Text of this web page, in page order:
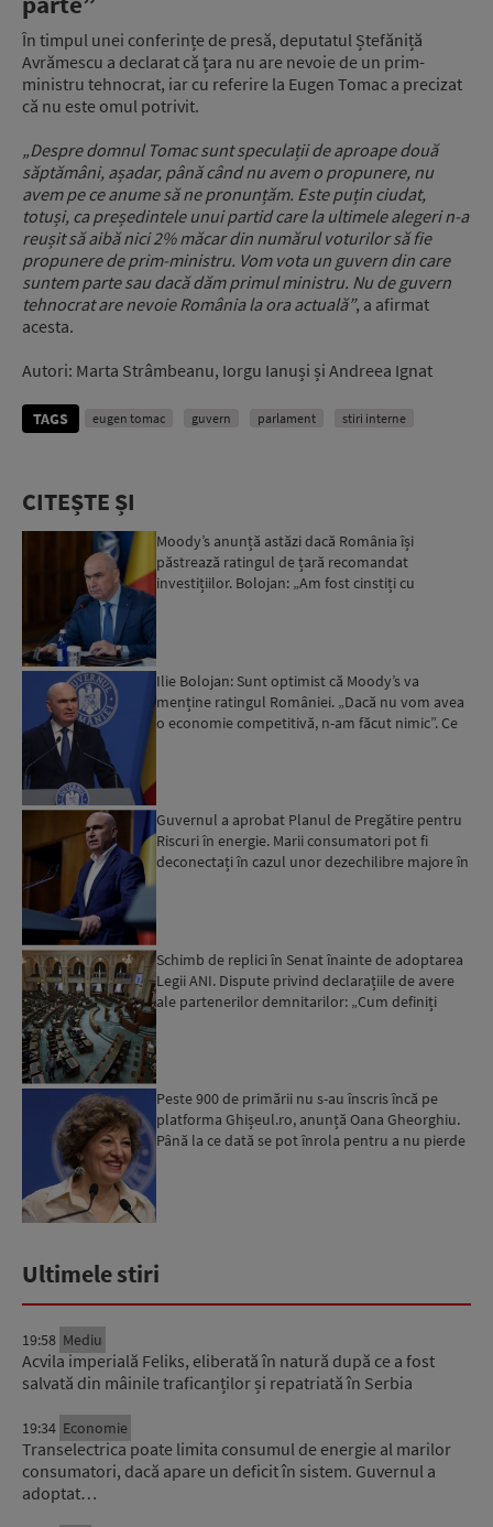
În timpul unei conferințe de presă, deputatul Ștefăniță
Avrămescu a declarat că țara nu are nevoie de un prim-
ministru tehnocrat, iar cu referire la Eugen Tomac a precizat
că nu este omul potrivit.
„Despre domnul Tomac sunt speculații de aproape două
săptămâni, așadar, până când nu avem o propunere, nu
avem pe ce anume să ne pronunțăm. Este puțin ciudat,
totuși, ca președintele unui partid care la ultimele alegeri n-a
reușit să aibă nici 2% măcar din numărul voturilor să fie
propunere de prim-ministru. Vom vota un guvern din care
suntem parte sau dacă dăm primul ministru. Nu de guvern
tehnocrat are nevoie România la ora actuală”, a afirmat
acesta.
Autori: Marta Strâmbeanu, Iorgu Ianuși și Andreea Ignat
TAGS eugen tomac guvern parlament stiri interne
CITEȘTE ȘI
Moody’s anunță astăzi dacă România își
păstrează ratingul de țară recomandat
investițiilor. Bolojan: „Am fost cinstiți cu
Ilie Bolojan: Sunt optimist că Moody’s va
menține ratingul României. „Dacă nu vom avea
o economie competitivă, n-am făcut nimic”. Ce
Guvernul a aprobat Planul de Pregătire pentru
Riscuri în energie. Marii consumatori pot fi
deconectați în cazul unor dezechilibre majore în
Schimb de replici în Senat înainte de adoptarea
Legii ANI. Dispute privind declarațiile de avere
ale partenerilor demnitarilor: „Cum definiți
Peste 900 de primării nu s-au înscris încă pe
platforma Ghișeul.ro, anunță Oana Gheorghiu.
Până la ce dată se pot înrola pentru a nu pierde
Ultimele stiri
19:58 Mediu
Acvila imperială Feliks, eliberată în natură după ce a fost
salvată din mâinile traficanților și repatriată în Serbia
19:34 Economie
Transelectrica poate limita consumul de energie al marilor
consumatori, dacă apare un deficit în sistem. Guvernul a
adoptat…